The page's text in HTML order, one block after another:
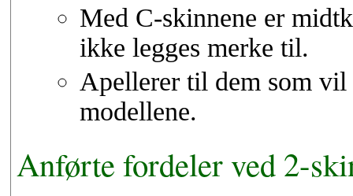
Med C-skinnene er
ikke legges merke til.
Apellerer til dem som
modellene.
Anførte fordeler ved 2-